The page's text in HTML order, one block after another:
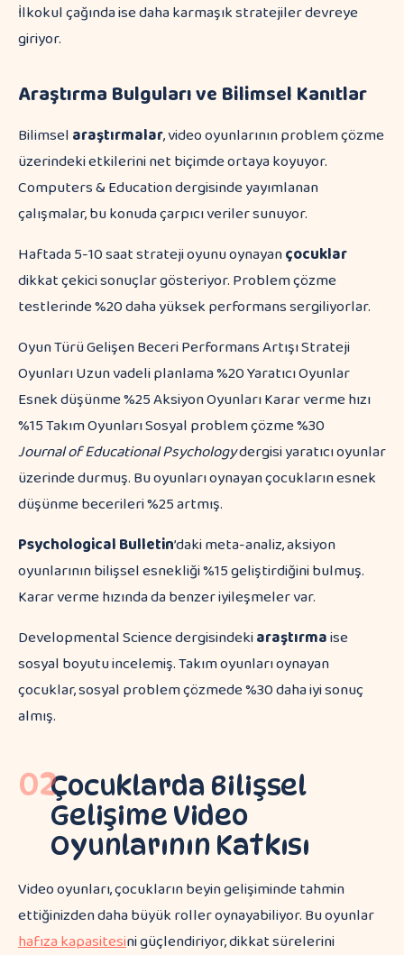
İlkokul çağında ise daha karmaşık stratejiler devreye
giriyor.
Araştırma Bulguları ve Bilimsel Kanıtlar
Bilimselaraştırmalar, video oyunlarının problem çözme
üzerindeki etkilerini net biçimde ortaya koyuyor.
Computers & Education dergisinde yayımlanan
çalışmalar, bu konuda çarpıcı veriler sunuyor.
Haftada 5-10 saat strateji oyunu oynayançocuklar
dikkat çekici sonuçlar gösteriyor. Problem çözme
testlerinde %20 daha yüksek performans sergiliyorlar.
Oyun Türü Gelişen Beceri Performans Artışı Strateji
Oyunları Uzun vadeli planlama %20 Yaratıcı Oyunlar
Esnek düşünme %25 Aksiyon Oyunları Karar verme hızı
%15 Takım Oyunları Sosyal problem çözme %30
Journal of Educational Psychologydergisi yaratıcı oyunlar
üzerinde durmuş. Bu oyunları oynayan çocukların esnek
düşünme becerileri %25 artmış.
Psychological Bulletin’daki meta-analiz, aksiyon
oyunlarının bilişsel esnekliği %15 geliştirdiğini bulmuş.
Karar verme hızında da benzer iyileşmeler var.
Developmental Science dergisindekiaraştırmaise
sosyal boyutu incelemiş. Takım oyunları oynayan
çocuklar, sosyal problem çözmede %30 daha iyi sonuç
almış.
02Çocuklarda Bilişsel
Gelişime Video
Oyunlarının Katkısı
Video oyunları, çocukların beyin gelişiminde tahmin
ettiğinizden daha büyük roller oynayabiliyor. Bu oyunlar
hafıza kapasitesini güçlendiriyor, dikkat sürelerini